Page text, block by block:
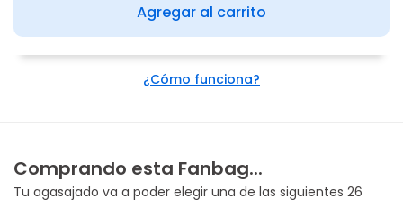
Agregar al carrito
¿Cómo funciona?
Comprando esta Fanbag...
Tu agasajado va a poder elegir una de las siguientes 26